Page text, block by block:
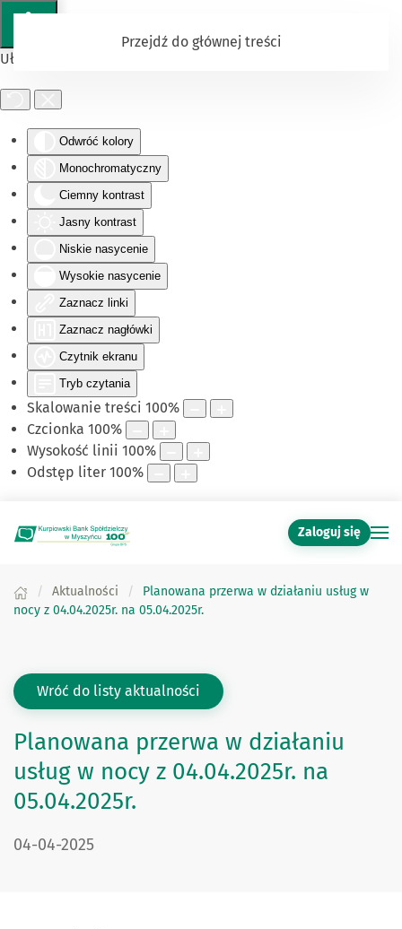
Ułatwienia dostępu
Odwróć kolory
Monochromatyczny
Ciemny kontrast
Jasny kontrast
Niskie nasycenie
Wysokie nasycenie
Zaznacz linki
Zaznacz nagłówki
Czytnik ekranu
Tryb czytania
Skalowanie treści 100%
Czcionka 100%
Wysokość linii 100%
Odstęp liter 100%
Przejdź do głównej treści
Zaloguj się
Aktualności
Planowana przerwa w działaniu usług w
nocy z 04.04.2025r. na 05.04.2025r.
Wróć do listy aktualności
Planowana przerwa w działaniu
usług w nocy z 04.04.2025r. na
05.04.2025r.
DATA PUBLIKACJI:
04-04-2025